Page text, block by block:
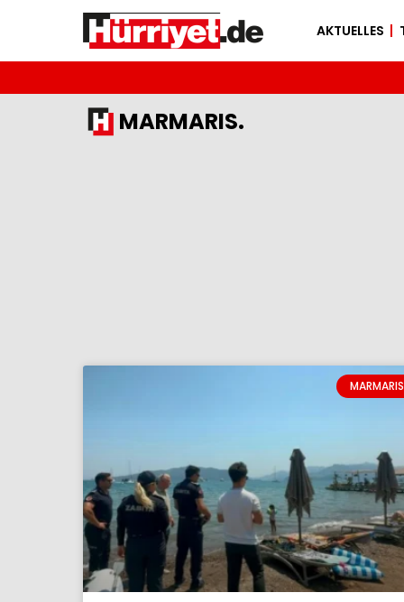
AKTUELLES
MARMARIS.
MARMARIS